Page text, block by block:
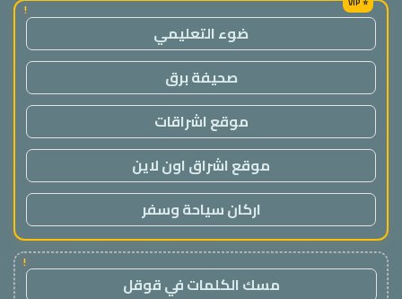
!
ضوء التعليمي
صحيفة برق
موقع اشراقات
موقع اشراق اون لاين
اركان سياحة وسفر
!
مسك الكلمات في قوقل